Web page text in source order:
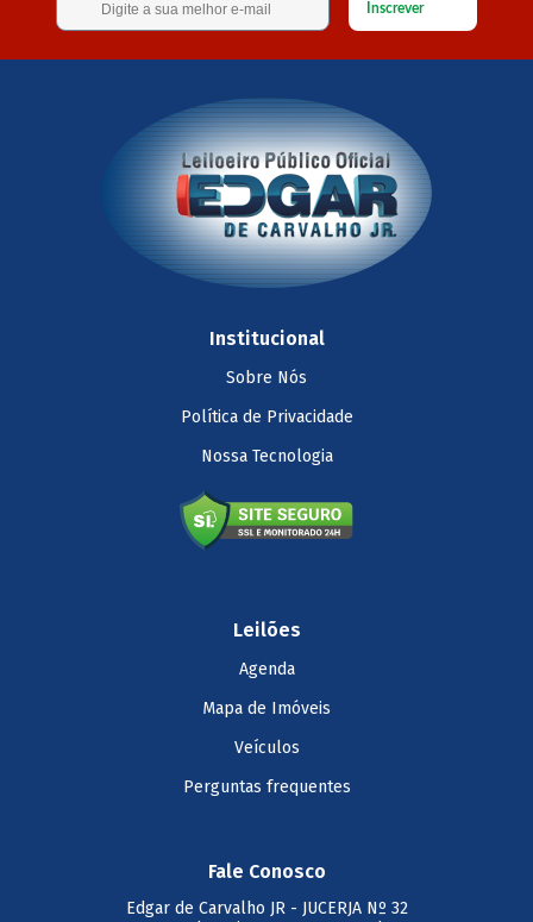
Inscrever
Institucional
Sobre Nós
Política de Privacidade
Nossa Tecnologia
Leilões
Agenda
Mapa de Imóveis
Veículos
Perguntas frequentes
Fale Conosco
Edgar de Carvalho JR- JUCERJA Nº 32